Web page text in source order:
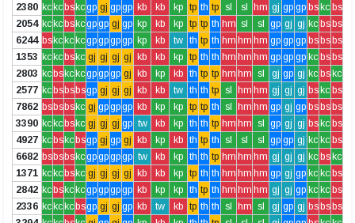
2380 kckcbskcgp gj gpgp kb kb kp tp th tp sl sl hm gj gp gp bskc bs
2054 kckcbskcgpgp gj gp kp kb kp tp tp th hm sl sl gp gj gj kc bsbs
6244 bskckckcgpgpgpgp kp kb tw th tp th hm hm hm gp gp gp bsbsbs
1353 kckcbskc gj gj gj gj kb kb kp tp th th hm hm hm gp gp gp kc bsbs
2803 kcbskckcgpgpgp gj kb kp kb th tp tp hm hm sl gj gp gj kc bskc
2577 kcbsbsbsgp gj gj gj kb kb tw th th tp sl hm hm gj gj gj bskc bs
7862 bsbsbskc gj gpgpgp kb kp kp tp tp th sl hm hm gp gj gp bsbsbs
3390 kckcbskc gj gj gj gp tw kb kp th th tp hm hm sl gp gj gj bskc bs
4927 kcbskcbsgp gj gp gj kb kp kb th tp th sl sl sl gp gp gj kc kc bs
6682 bsbsbskcgpgpgpgp tw kb kp th th tp hm hm hm gj gj gj kc bskc
1371 kckcbskc gj gj gj gj kb kb kp tp th th hm hm hm gp gj gp kc kc bs
2842 kcbskckcgpgpgpgp kb kp kp th tp th hm hm hm gj gj gp kc kc bs
2336 kckckcbsgp gj gj gp kb tw kb tp th th sl hm sl gj gp gj bsbsbs